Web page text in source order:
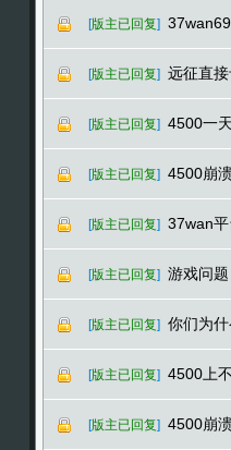
[版主已回复]
[版主已回复] 远征直
[版主已回复] 4500一
[版主已回复] 4500崩
[版主已回复] 37wan
[版主已回复] 游戏问题
[版主已回复] 你们为
[版主已回复] 4500上
[版主已回复] 4500崩